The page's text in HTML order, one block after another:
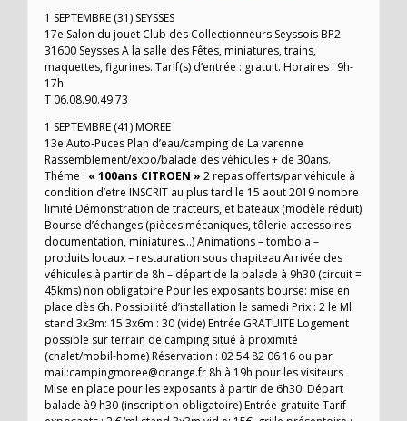
1 SEPTEMBRE (31) SEYSSES
17e Salon du jouet Club des Collectionneurs Seyssois BP2
31600 Seysses A la salle des Fêtes, miniatures, trains,
maquettes, figurines. Tarif(s) d’entrée : gratuit. Horaires : 9h-
17h.
T 06.08.90.49.73
1 SEPTEMBRE (41) MOREE
13e Auto-Puces Plan d’eau/camping de La varenne
Rassemblement/expo/balade des véhicules + de 30ans.
Théme : « 100ans CITROEN » 2 repas offerts/par véhicule à
condition d’etre INSCRIT au plus tard le 15 aout 2019 nombre
limité Démonstration de tracteurs, et bateaux (modèle réduit)
Bourse d’échanges (pièces mécaniques, tôlerie accessoires
documentation, miniatures…) Animations – tombola –
produits locaux – restauration sous chapiteau Arrivée des
véhicules à partir de 8h – départ de la balade à 9h30 (circuit =
45kms) non obligatoire Pour les exposants bourse: mise en
place dès 6h. Possibilité d’installation le samedi Prix : 2 le Ml
stand 3x3m: 15 3x6m : 30 (vide) Entrée GRATUITE Logement
possible sur terrain de camping situé à proximité
(chalet/mobil-home) Réservation : 02 54 82 06 16 ou par
mail:campingmoree@orange.fr 8h à 19h pour les visiteurs
Mise en place pour les exposants à partir de 6h30. Départ
balade à9 h30 (inscription obligatoire) Entrée gratuite Tarif